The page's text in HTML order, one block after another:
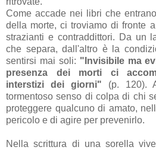
Come accade nei libri che
della morte, ci troviamo di fronte
strazianti e contraddittori. Da un
che separa, dall'altro è la
sentirsi mai soli: "Invisibile ma
presenza dei morti ci
interstizi dei giorni" (p. 120).
tormentoso senso di colpa di chi
proteggere qualcuno di amato,
pericolo e di agire per prevenirlo.
Nella scrittura di una sorella